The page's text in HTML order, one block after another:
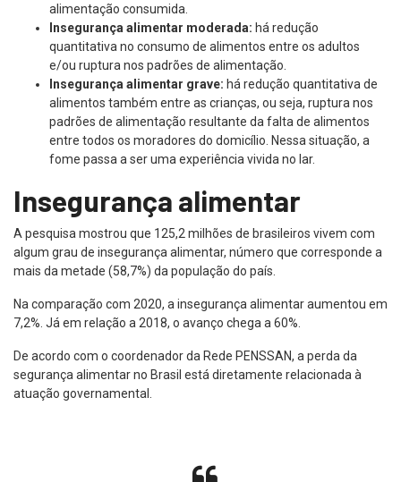
alimentação consumida.
Insegurança alimentar moderada: há redução
quantitativa no consumo de alimentos entre os adultos
e/ou ruptura nos padrões de alimentação.
Insegurança alimentar grave: há redução quantitativa de
alimentos também entre as crianças, ou seja, ruptura nos
padrões de alimentação resultante da falta de alimentos
entre todos os moradores do domicílio. Nessa situação, a
fome passa a ser uma experiência vivida no lar.
Insegurança alimentar
A pesquisa mostrou que 125,2 milhões de brasileiros vivem com
algum grau de insegurança alimentar, número que corresponde a
mais da metade (58,7%) da população do país.
Na comparação com 2020, a insegurança alimentar aumentou em
7,2%. Já em relação a 2018, o avanço chega a 60%.
De acordo com o coordenador da Rede PENSSAN, a perda da
segurança alimentar no Brasil está diretamente relacionada à
atuação governamental.